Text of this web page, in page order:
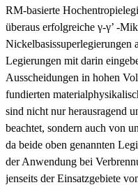
RM-basierte
überaus erfolgreiche γ-γ’ -
Nickelbasissuperlegierungen
Legierungen mit darin
Ausscheidungen in hohen
fundierten
sind nicht nur herausragend
beachtet, sondern auch von
da beide oben genannten
der Anwendung bei
jenseits der Einsatzgebiete